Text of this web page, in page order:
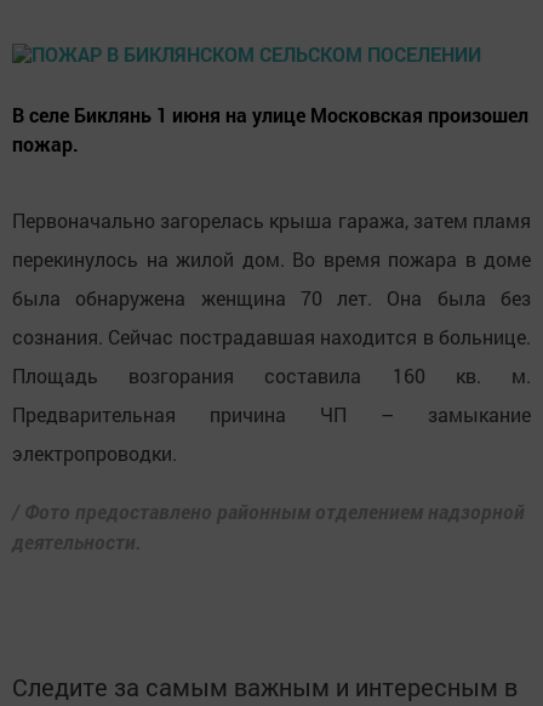
В селе Биклянь 1 июня на улице Московская произошел
пожар.
Первоначально загорелась крыша гаража, затем пламя
перекинулось на жилой дом. Во время пожара в доме
была обнаружена женщина 70 лет. Она была без
сознания. Сейчас пострадавшая находится в больнице.
Площадь возгорания составила 160 кв. м.
Предварительная причина ЧП – замыкание
электропроводки.
/ Фото предоставлено районным отделением надзорной
деятельности.
Следите за самым важным и интересным в